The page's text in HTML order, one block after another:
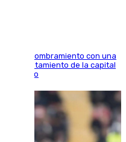
tras su nombramiento con una
al Ayuntamiento de la capital
y diálogo